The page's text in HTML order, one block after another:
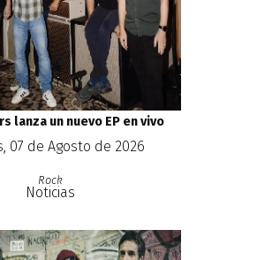
lanza un nuevo EP en vivo
07 de Agosto de 2026
Rock
Noticias